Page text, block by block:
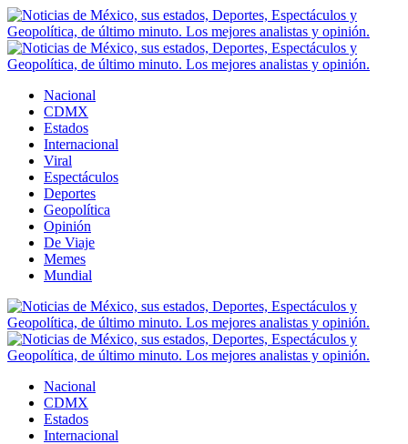
Nacional
CDMX
Estados
Internacional
Viral
Espectáculos
Deportes
Geopolítica
Opinión
De Viaje
Memes
Mundial
Nacional
CDMX
Estados
Internacional